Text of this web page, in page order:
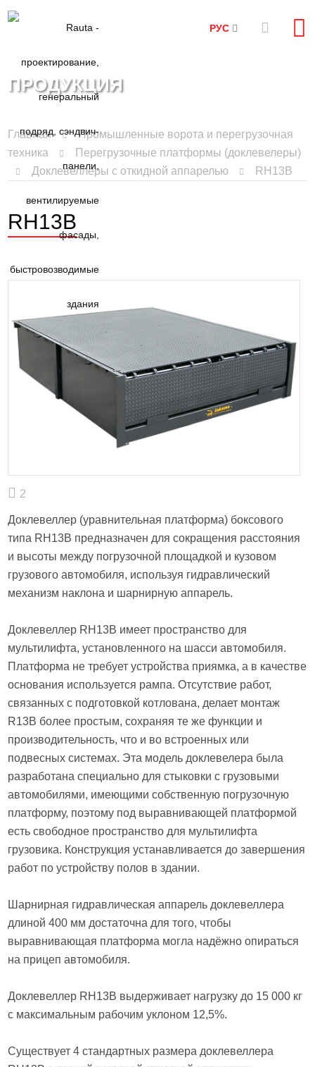
РУС
ПРОДУКЦИЯ
Главная
Промышленные ворота и перегрузочная
техника
Перегрузочные платформы (доклевелеры)
Доклевеллеры с откидной аппарелью
RH13B
RH13B
2
Доклевеллер (уравнительная платформа) боксового
типа RH13B предназначен для сокращения расстояния
и высоты между погрузочной площадкой и кузовом
грузового автомобиля, используя гидравлический
механизм наклона и шарнирную аппарель.
Доклевеллер RH13B имеет пространство для
мультилифта, установленного на шасси автомобиля.
Платформа не требует устройства приямка, а в качестве
основания используется рампа. Отсутствие работ,
связанных с подготовкой котлована, делает монтаж
R13В более простым, сохраняя те же функции и
производительность, что и во встроенных или
подвесных системах. Эта модель доклевелера была
разработана специально для стыковки с грузовыми
автомобилями, имеющими собственную погрузочную
платформу, поэтому под выравнивающей платформой
есть свободное пространство для мультилифта
грузовика. Конструкция устанавливается до завершения
работ по устройству полов в здании.
Шарнирная гидравлическая аппарель доклевеллера
длиной 400 мм достаточна для того, чтобы
выравнивающая платформа могла надёжно опираться
на прицеп автомобиля.
Доклевеллер RH13B выдерживает нагрузку до 15 000 кг
с максимальным рабочим уклоном 12,5%.
Существует 4 стандартных размера доклевеллера